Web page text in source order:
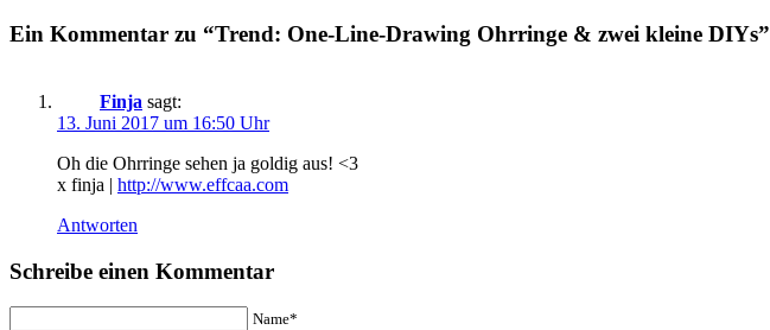
Ein Kommentar zu “Trend: One-Line-Drawing Ohrringe & zwei kleine DIYs”
Finja sagt:
13. Juni 2017 um 16:50 Uhr
Oh die Ohrringe sehen ja goldig aus! <3
x finja | http://www.effcaa.com
Antworten
Schreibe einen Kommentar
Name*